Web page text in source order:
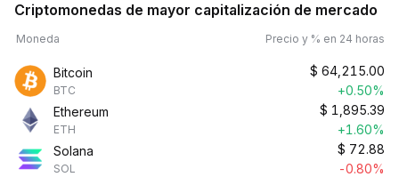
Criptomonedas de mayor capitalización de mercado
Moneda Precio y % en 24 horas
Bitcoin
BTC
$ 64,215.00
+0.50%
Ethereum
ETH
$ 1,895.39
+1.60%
Solana
SOL
$ 72.88
-0.80%